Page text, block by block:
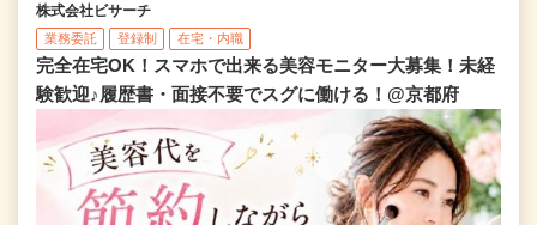
株式会社ビサーチ
業務委託 登録制 在宅・内職
完全在宅OK！スマホで出来る美容モニター大募集！未経
験歓迎♪履歴書・面接不要でスグに働ける！@京都府